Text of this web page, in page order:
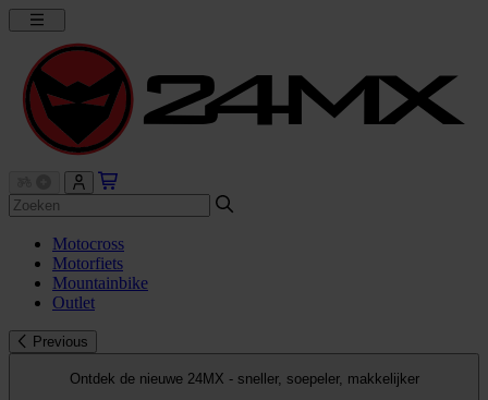
Motocross
Motorfiets
Mountainbike
Outlet
Previous
Ontdek de nieuwe 24MX - sneller, soepeler, makkelijker